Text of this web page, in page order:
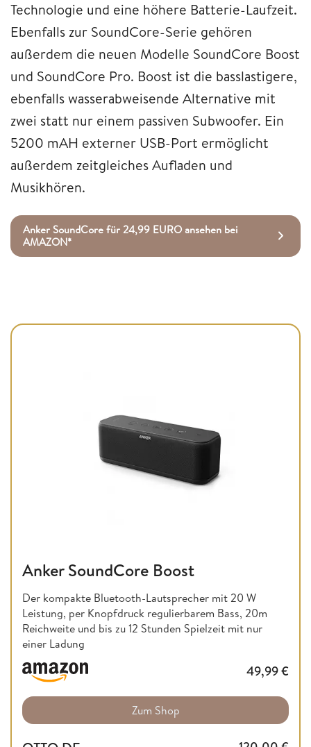
Technologie und eine höhere Batterie-Laufzeit.
Ebenfalls zur SoundCore-Serie gehören
außerdem die neuen Modelle SoundCore Boost
und SoundCore Pro. Boost ist die basslastigere,
ebenfalls wasserabweisende Alternative mit
zwei statt nur einem passiven Subwoofer. Ein
5200 mAH externer USB-Port ermöglicht
außerdem zeitgleiches Aufladen und
Musikhören.
Anker SoundCore für 24,99 EURO ansehen bei
AMAZON*
Anker SoundCore Boost
Der kompakte Bluetooth-Lautsprecher mit 20 W
Leistung, per Knopfdruck regulierbarem Bass, 20m
Reichweite und bis zu 12 Stunden Spielzeit mit nur
einer Ladung
49,99€
Zum Shop